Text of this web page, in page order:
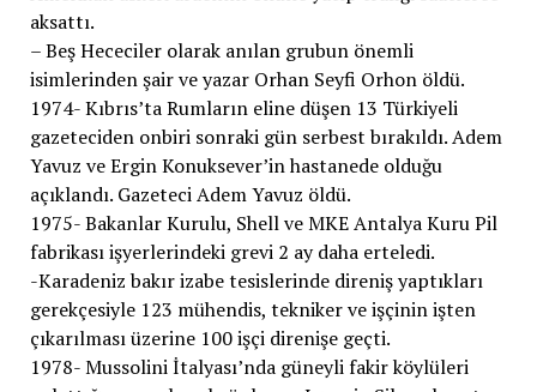
aksattı.
– Beş Hececiler olarak anılan grubun önemli
isimlerinden şair ve yazar Orhan Seyfi Orhon öldü.
1974- Kıbrıs’ta Rumların eline düşen 13 Türkiyeli
gazeteciden onbiri sonraki gün serbest bırakıldı. Adem
Yavuz ve Ergin Konuksever’in hastanede olduğu
açıklandı. Gazeteci Adem Yavuz öldü.
1975- Bakanlar Kurulu, Shell ve MKE Antalya Kuru Pil
fabrikası işyerlerindeki grevi 2 ay daha erteledi.
-Karadeniz bakır izabe tesislerinde direniş yaptıkları
gerekçesiyle 123 mühendis, tekniker ve işçinin işten
çıkarılması üzerine 100 işçi direnişe geçti.
1978- Mussolini İtalyası’nda güneyli fakir köylüleri